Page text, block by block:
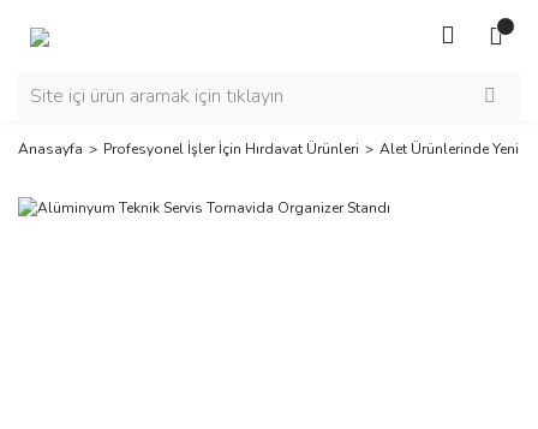
Anasayfa Profesyonel İşler İçin Hırdavat Ürünleri Alet Ürünlerinde Yeni